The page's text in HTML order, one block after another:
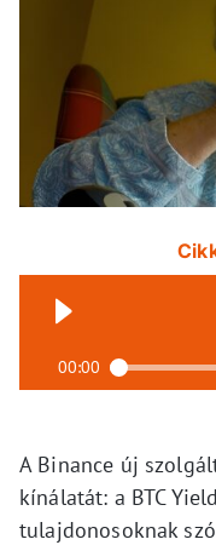
00:00
A Binance új
kínálatát: a BTC
tulajdonosoknak